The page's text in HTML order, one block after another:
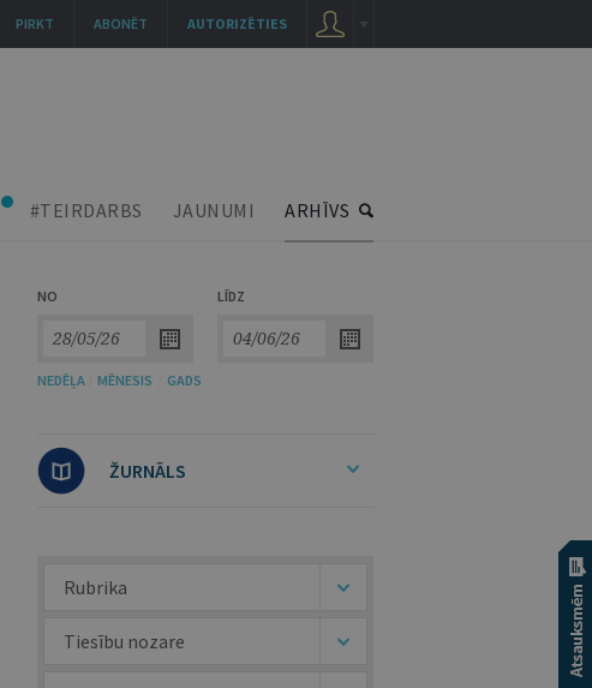
#TEIRDARBS JAUNUMI ARHĪVS
NO LĪDZ
NEDĒĻA MĒNESIS GADS
ŽURNĀLS
Rubrika
Tiesību nozare
AUTORIZĒTIES
ABONĒT
PIRKT